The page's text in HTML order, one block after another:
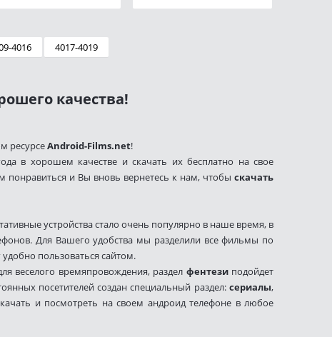
4016 4017-4019
качества!
ресурсеAndroid-Films.net!
в хорошем качестве и скачать их бесплатно на свое
понравиться и Вы вновь вернетесь к нам, чтобы скачать
устройства стало очень популярно в наше время, в
Для Вашего удобства мы разделили все фильмы по
пользоваться сайтом.
веселого времяпровождения, раздел фентезиподойдет
посетителей создан специальный раздел: сериалы,
и посмотреть на своем андроид телефоне в любое